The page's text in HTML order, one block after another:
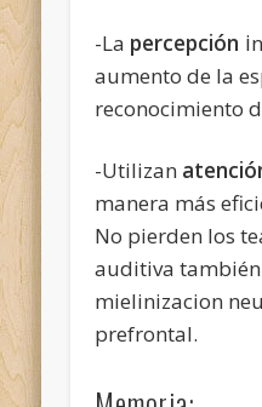
-La percepción i
aumento de la
reconocimiento
-Utilizan
manera más
No pierden los
auditiva
mielinizacion
prefrontal.